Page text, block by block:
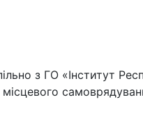
з ГО «Інститут